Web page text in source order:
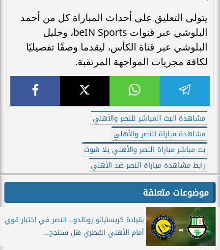
يتولى التعليق على أحداث المباراة كل من أحمد
البلوشي عبر قنوات beIN Sports، وخليل
البلوشي عبر قناة الكأس، ليقدما وصفًا تفصيليًا
لكافة مجريات المواجهة المرتقبة.
مشاهدة البث المباشر للنصر والأهلي
مشاهدة مباراة النصر والأهلي
بث مباشر مباراة النصر والأهلي يلا شوت
رابط مشاهدة مباراة النصر ضد الأهلي
موضوعات متعلقة
بقيادة كريستيانو رونالدو.. النصر في اختبار قوي
أمام الأهلي القطري هل سننجح...